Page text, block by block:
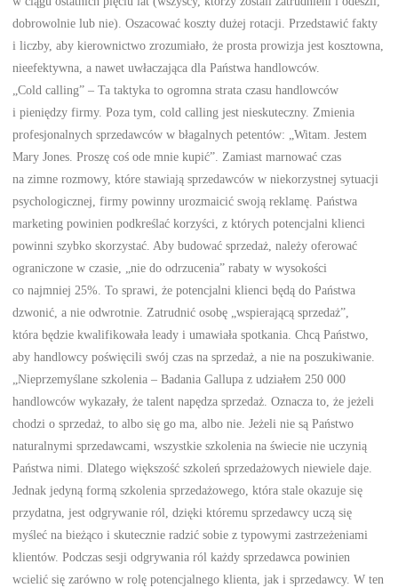
dobrowolnie lub nie). Oszacować koszty dużej rotacji. Przedstawić fakty
i liczby, aby kierownictwo zrozumiało, że prosta prowizja jest kosztowna,
nieefektywna, a nawet uwłaczająca dla Państwa handlowców.
„Cold calling” – Ta taktyka to ogromna strata czasu handlowców
i pieniędzy firmy. Poza tym, cold calling jest nieskuteczny. Zmienia
profesjonalnych sprzedawców w błagalnych petentów: „Witam. Jestem
Mary Jones. Proszę coś ode mnie kupić”. Zamiast marnować czas
na zimne rozmowy, które stawiają sprzedawców w niekorzystnej sytuacji
psychologicznej, firmy powinny urozmaicić swoją reklamę. Państwa
marketing powinien podkreślać korzyści, z których potencjalni klienci
powinni szybko skorzystać. Aby budować sprzedaż, należy oferować
ograniczone w czasie, „nie do odrzucenia” rabaty w wysokości
co najmniej 25%. To sprawi, że potencjalni klienci będą do Państwa
dzwonić, a nie odwrotnie. Zatrudnić osobę „wspierającą sprzedaż”,
która będzie kwalifikowała leady i umawiała spotkania. Chcą Państwo,
aby handlowcy poświęcili swój czas na sprzedaż, a nie na poszukiwanie.
„Nieprzemyślane szkolenia – Badania Gallupa z udziałem 250 000
handlowców wykazały, że talent napędza sprzedaż. Oznacza to, że jeżeli
chodzi o sprzedaż, to albo się go ma, albo nie. Jeżeli nie są Państwo
naturalnymi sprzedawcami, wszystkie szkolenia na świecie nie uczynią
Państwa nimi. Dlatego większość szkoleń sprzedażowych niewiele daje.
Jednak jedyną formą szkolenia sprzedażowego, która stale okazuje się
przydatna, jest odgrywanie ról, dzięki któremu sprzedawcy uczą się
myśleć na bieżąco i skutecznie radzić sobie z typowymi zastrzeżeniami
klientów. Podczas sesji odgrywania ról każdy sprzedawca powinien
wcielić się zarówno w rolę potencjalnego klienta, jak i sprzedawcy. W ten